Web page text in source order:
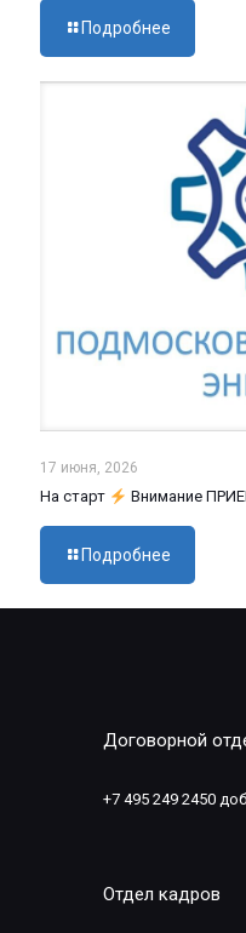
Подробнее
17 июня, 2026
На старт Внимание
Подробнее
Договорной
+7 495 249 2450
Отдел кадров